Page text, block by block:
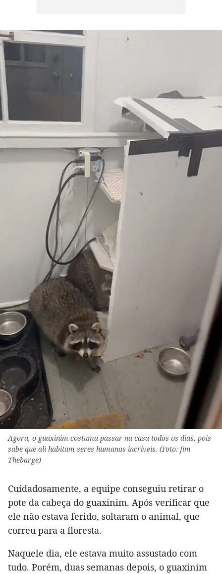
Agora, o guaxinim costuma passar na casa todos os dias, pois
sabe que ali habitam seres humanos incríveis. (Foto: Jim
Thebarge)
Cuidadosamente, a equipe conseguiu retirar o
pote da cabeça do guaxinim. Após verificar que
ele não estava ferido, soltaram o animal, que
correu para a floresta.
Naquele dia, ele estava muito assustado com
tudo. Porém, duas semanas depois, o guaxinim